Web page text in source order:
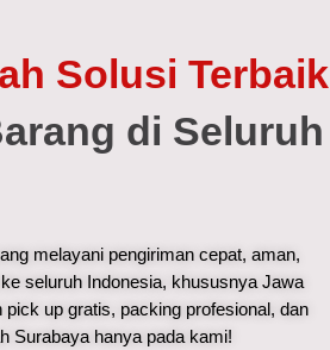
Solusi Terbaik
di Seluruh
melayani pengiriman cepat, aman,
seluruh Indonesia, khususnya Jawa
up gratis, packing profesional, dan
Surabaya hanya pada kami!